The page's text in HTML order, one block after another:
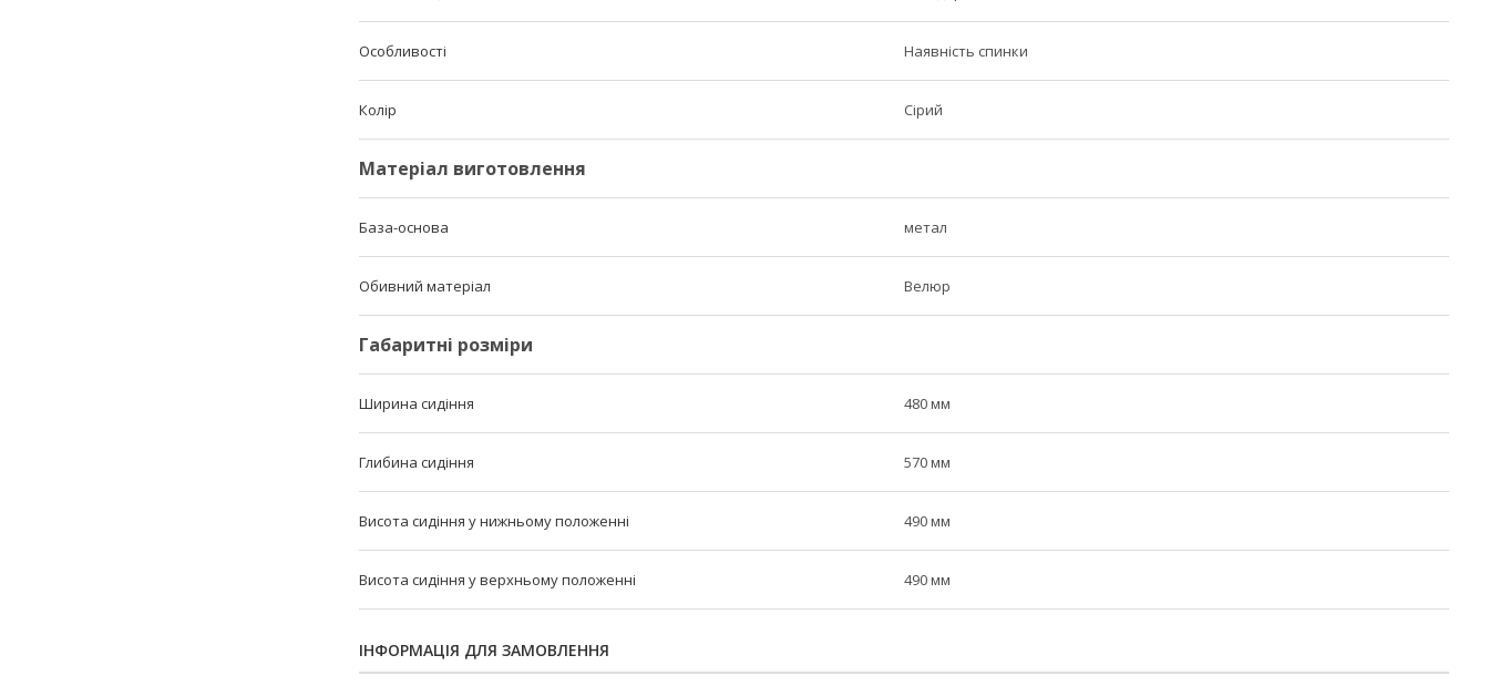
Особливості Наявність спинки
Колір Сірий
Матеріал виготовлення
База-основа метал
Обивний матеріал Велюр
Габаритні розміри
Ширина сидіння 480 мм
Глибина сидіння 570 мм
Висота сидіння у нижньому положенні 490 мм
Висота сидіння у верхньому положенні 490 мм
ІНФОРМАЦІЯ ДЛЯ ЗАМОВЛЕННЯ